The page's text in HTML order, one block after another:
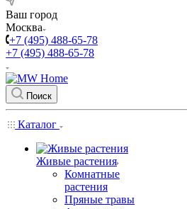
Ваш город
Москва
+7 (495) 488-65-78
+7 (495) 488-65-78
Поиск
Каталог
Живые растения
Комнатные
растения
Пряные травы